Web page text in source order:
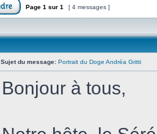
Page 1 sur 1 [ 4 messages ]
Sujet du message: Portrait du Doge Andréa Gritti
Bonjour à tous,